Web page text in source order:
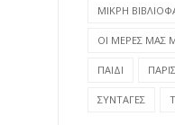
ΜΙΚΡΗ
ΟΙ ΜΕΡΕΣ ΜΑΣ
ΠΑΙΔΙ
ΣΥΝΤΑΓΕΣ